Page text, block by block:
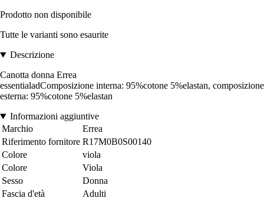
Prodotto non disponibile
Tutte le varianti sono esaurite
Descrizione
Canotta donna Errea
essentialadComposizione interna: 95%cotone 5%elastan, composizione
esterna: 95%cotone 5%elastan
Informazioni aggiuntive
Marchio
Errea
Riferimento fornitore R17M0B0S00140
Colore
viola
Colore
Viola
Sesso
Donna
Fascia d'età
Adulti